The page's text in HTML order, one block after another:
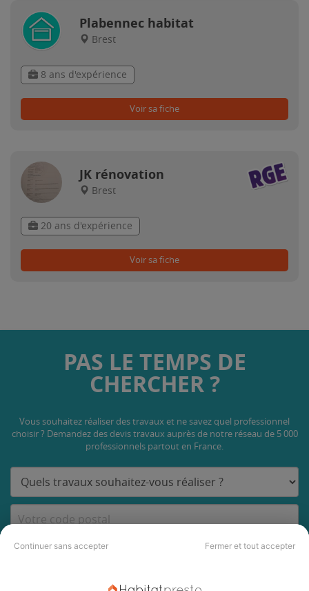
Continuer sans accepter Fermer et tout accepter
Plabennec habitat
Brest
8 ans d'expérience
Voir sa fiche
JK rénovation
Brest
20 ans d'expérience
Voir sa fiche
PAS LE TEMPS DE
CHERCHER ?
Vous souhaitez réaliser des travaux et ne savez quel professionnel
choisir ? Demandez des devis travaux auprès de notre réseau de 5 000
professionnels partout en France.
DEMANDER UN DEVIS